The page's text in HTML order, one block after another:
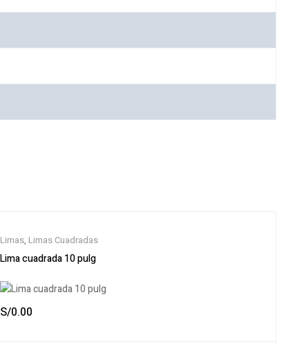
Limas, Limas Cuadradas
Lima cuadrada 10 pulg
S/0.00